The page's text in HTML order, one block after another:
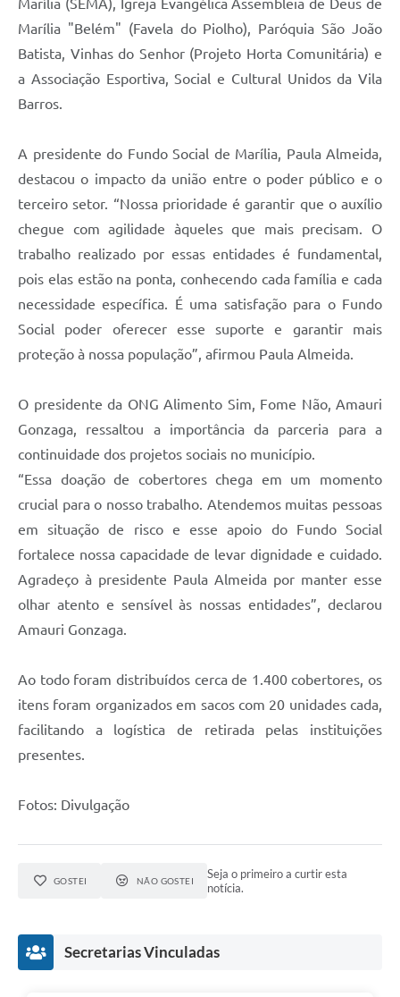
Marília (SEMA), Igreja Evangélica Assembleia de Deus de
Marília "Belém" (Favela do Piolho), Paróquia São João
Batista, Vinhas do Senhor (Projeto Horta Comunitária) e
a Associação Esportiva, Social e Cultural Unidos da Vila
Barros.
A presidente do Fundo Social de Marília, Paula Almeida,
destacou o impacto da união entre o poder público e o
terceiro setor. “Nossa prioridade é garantir que o auxílio
chegue com agilidade àqueles que mais precisam. O
trabalho realizado por essas entidades é fundamental,
pois elas estão na ponta, conhecendo cada família e cada
necessidade específica. É uma satisfação para o Fundo
Social poder oferecer esse suporte e garantir mais
proteção à nossa população”, afirmou Paula Almeida.
O presidente da ONG Alimento Sim, Fome Não, Amauri
Gonzaga, ressaltou a importância da parceria para a
continuidade dos projetos sociais no município.
“Essa doação de cobertores chega em um momento
crucial para o nosso trabalho. Atendemos muitas pessoas
em situação de risco e esse apoio do Fundo Social
fortalece nossa capacidade de levar dignidade e cuidado.
Agradeço à presidente Paula Almeida por manter esse
olhar atento e sensível às nossas entidades”, declarou
Amauri Gonzaga.
Ao todo foram distribuídos cerca de 1.400 cobertores, os
itens foram organizados em sacos com 20 unidades cada,
facilitando a logística de retirada pelas instituições
presentes.
Fotos: Divulgação
GOSTEI NÃO GOSTEI
Seja o primeiro a curtir esta
notícia.
Secretarias Vinculadas